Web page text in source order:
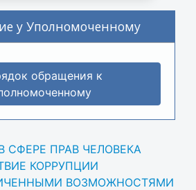
у Уполномоченному
обращения к
СФЕРЕ ПРАВ ЧЕЛОВЕКА
КОРРУПЦИИ
ВОЗМОЖНОСТЯМИ